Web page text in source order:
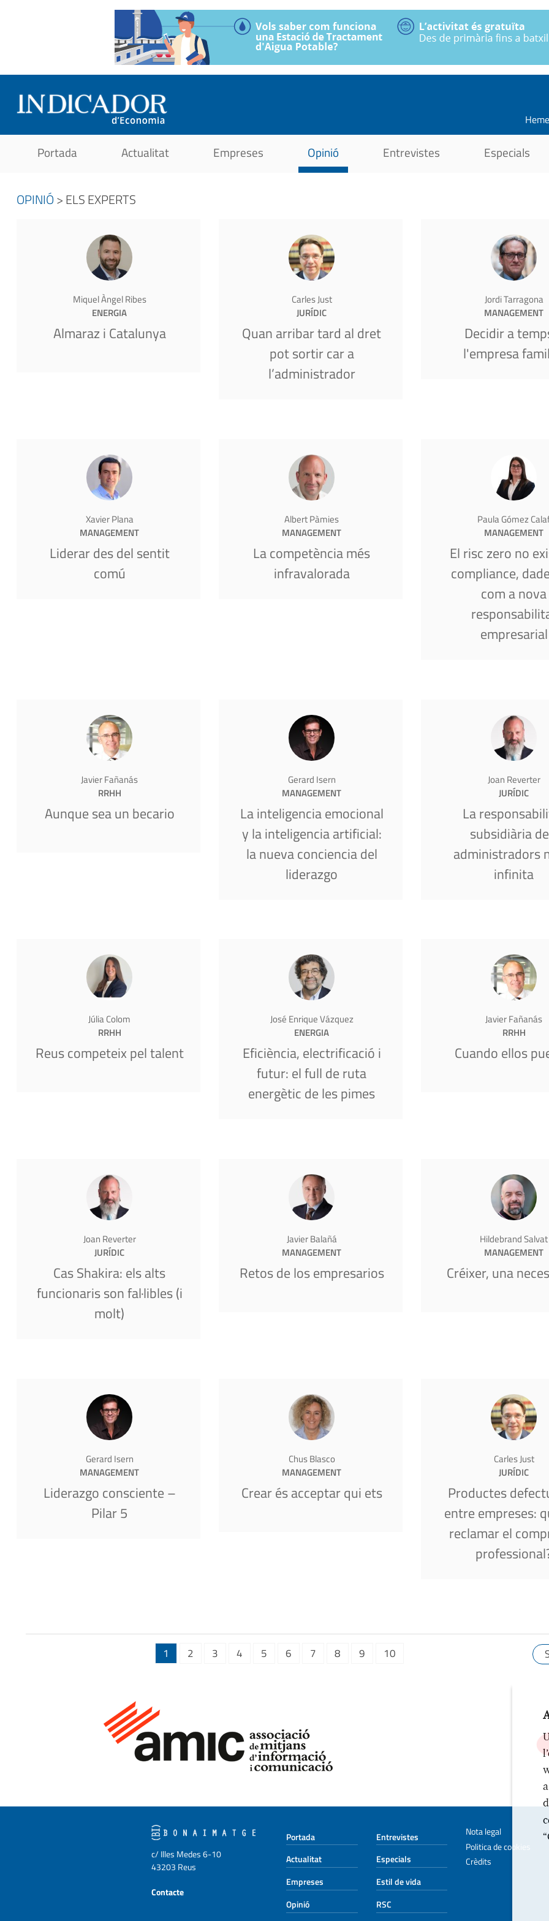
Portada Actualitat Empreses Opinió Entrevistes Especials
OPINIÓ> ELS EXPERTS
Miquel Àngel Ribes
ENERGIA
Almaraz i Catalunya
Carles Just
JURÍDIC
Quan arribar tard al dret
pot sortir car a
l’administrador
Jordi Tarragona
MANAGEMENT
Decidir a
l'empresa
Xavier Plana
MANAGEMENT
Liderar des del sentit
comú
Albert Pàmies
MANAGEMENT
La competència més
infravalorada
Paula Gómez
MANAGEMENT
El risc zero no
compliance,
com a nova
empresarial
Javier Fañanás
RRHH
Aunque sea un becario
Gerard Isern
MANAGEMENT
La inteligencia emocional
y la inteligencia artificial:
la nueva conciencia del
liderazgo
Joan Reverter
JURÍDIC
La
subsidiària
administradors
infinita
Júlia Colom
RRHH
Reus competeix pel talent
José Enrique Vázquez
ENERGIA
Eficiència, electrificació i
futur: el full de ruta
energètic de les pimes
Javier Fañanás
RRHH
Cuando ellos
Joan Reverter
JURÍDIC
Cas Shakira: els alts
funcionaris son fal·libles (i
molt)
Javier Balañá
MANAGEMENT
Retos de los empresarios
Hildebrand Salvat
MANAGEMENT
Créixer, una
Gerard Isern
MANAGEMENT
Liderazgo consciente –
Pilar 5
Chus Blasco
MANAGEMENT
Crear és acceptar qui ets
Carles Just
JURÍDIC
Productes
entre empreses:
reclamar el
1 2 3 4 5 6 7 8 9 10
Portada
Actualitat
Empreses
Opinió
Entrevistes
Especials
Estil de vida
RSC
c/ Illes Medes 6-10
43203 Reus
Contacte
Nota legal
Politica de cookies
Crèdits